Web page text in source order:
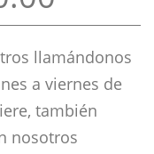
llamándonos
a viernes de
también
nosotros